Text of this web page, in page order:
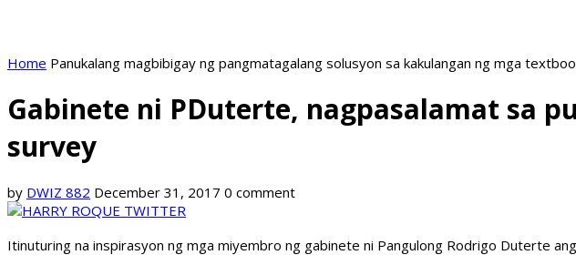
Home Panukalang magbibigay ng pangmatagalang solusyon sa kakulangan ng mga
Gabinete ni PDuterte, nagpasalamat sa
survey
by DWIZ 882 December 31, 2017 0 comment
Itinuturing na inspirasyon ng mga miyembro ng gabinete ni Pangulong Rodrigo Duterte